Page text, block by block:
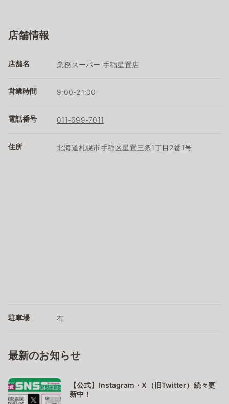
店舗情報
店舗名 業務スーパー 手稲星置店
営業時間 9:00-21:00
電話番号 011-699-7011
住所 北海道札幌市手稲区星置三条1丁目2番1号
駐車場 有
最新のお知らせ
【公式】Instagram・X（旧Twitter）続々更
新中！